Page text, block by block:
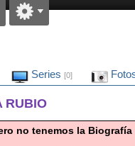
Series [0]
RUBIO
no tenemos la